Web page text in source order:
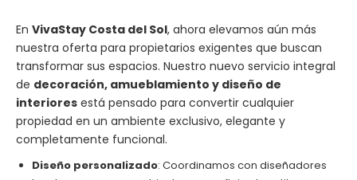
En VivaStay Costa del Sol, ahora elevamos aún más
nuestra oferta para propietarios exigentes que buscan
transformar sus espacios. Nuestro nuevo servicio integral
de decoración, amueblamiento y diseño de
interiores está pensado para convertir cualquier
propiedad en un ambiente exclusivo, elegante y
completamente funcional.
Diseño personalizado: Coordinamos con diseñadores